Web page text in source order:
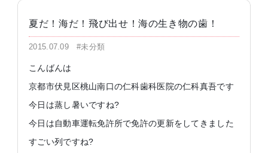
夏だ！海だ！飛び出せ！海の生き物の歯！
2015.07.09#未分類
こんばんは
京都市伏見区桃山南口の仁科歯科医院の仁科真吾です
今日は蒸し暑いですね?
今日は自動車運転免許所で免許の更新をしてきました
すごい列ですね?